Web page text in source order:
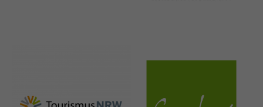
nrw-
sauerland.co